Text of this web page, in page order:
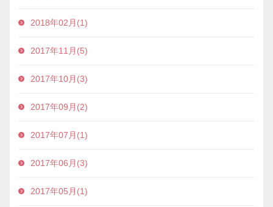
2018年02月(1)
2017年11月(5)
2017年10月(3)
2017年09月(2)
2017年07月(1)
2017年06月(3)
2017年05月(1)